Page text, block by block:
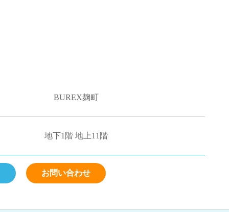
BUREX麹町
地下1階 地上11階
お問い合わせ